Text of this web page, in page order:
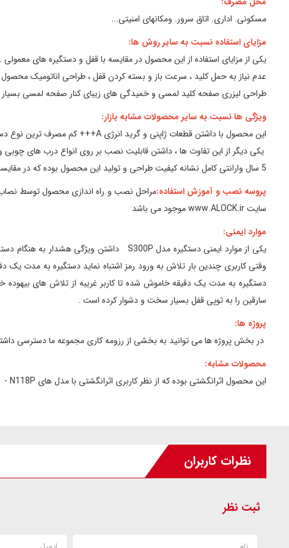
مسکونی. اداری. اتاق سرور. ومکانهای امنیتی...
مزایای استفاده نسبت به سایر روش ها:
یکی از مزایای استفاده از این محصول در مقایسه با قفل و دستگیره های
عدم نیاز به حمل کلید ، سرعت باز و بسته کردن قفل ، طراحی اناتومیک
طراحی لیزری صفحه کلید لمسی و خمیدگی های زیبای کنار صفحه لمسی
ویژگی ها نسبت به سایر محصولات مشابه بازار:
این محصول با داشتن قطعات ژاپنی و گرید انرژی A+++ کم مصرف ترین نوع دستگیره هوشمند در مقایسه با دیگر برندها در بازار میباشد .
یکی دیگر از این تفاوت ها ، داشتن قابلیت نصب بر روی انواع درب های چوبی
5 سال وارانتی کامل نشانه کیفیت طراحی و تولید این محصول بوده که در مقایسه با دیگر برندها یک سر و گردن بالاتر میباشد .
پروسه نصب و آموزش استفاده:مراحل نصب و راه اندازی محصول توسط نصاب
سایت www.ALOCK.ir موجود می باشد
موارد ایمنی:
وقتی کاربری چندین بار تلاش به ورود رمز اشتباه نماید دستگیره به مدت یک
دستگیره به مدت یک دقیقه خاموش شده تا کاربر غریبه از تلاش های
سارقین را به توپی قفل بسیار سخت و دشوار کرده است .
پروژه ها:
در بخش پروژه ها می توانید به بخشی از رزومه کاری مجموعه ما دسترسی
محصولات مشابه:
این محصول اثرانگشتی بوده که از نظر کاربری اثرانگشتی با مدل های 89P - 117P - N118P می باشد.
نظرات کاربران
ثبت نظر